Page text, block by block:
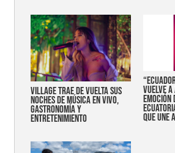
Village trae de vuelta sus
noches de música en vivo,
gastronomía y
entretenimiento
vuelve
emoción
que une